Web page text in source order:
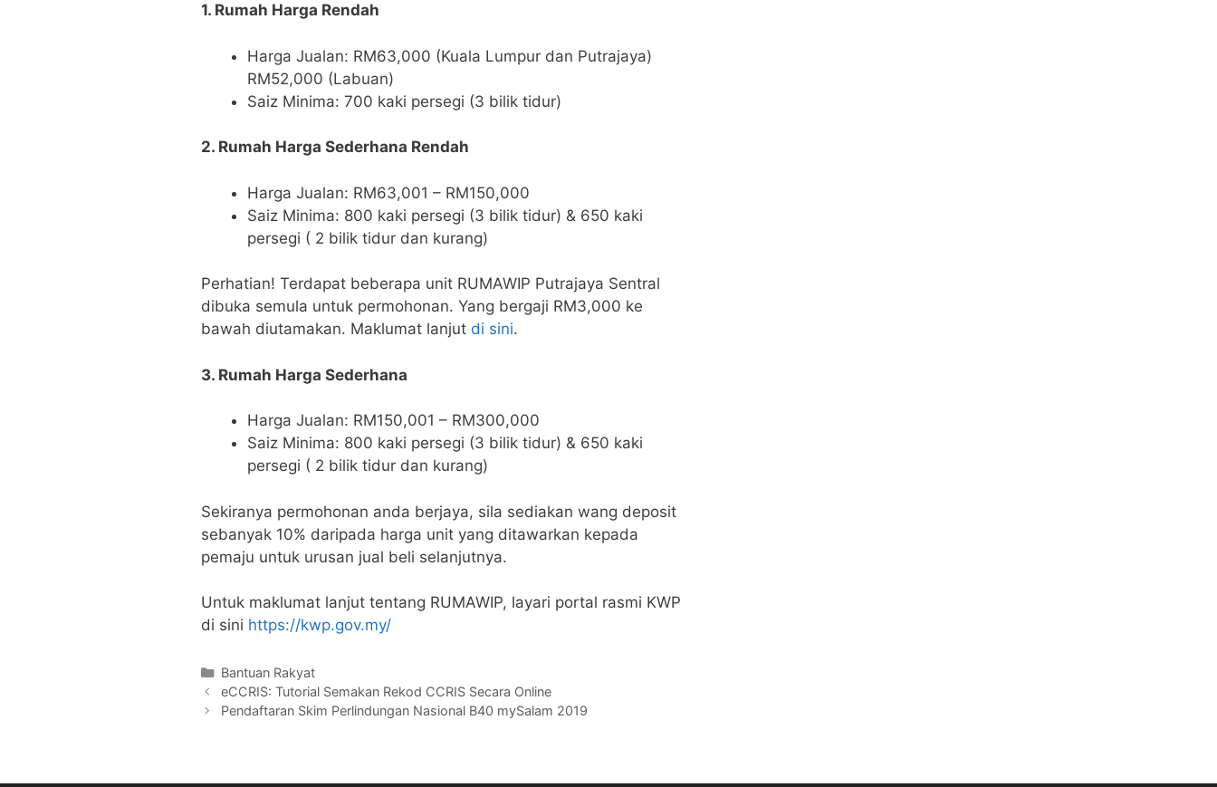
1. Rumah Harga Rendah
Harga Jualan: RM63,000 (Kuala Lumpur dan Putrajaya)
RM52,000 (Labuan)
Saiz Minima: 700 kaki persegi (3 bilik tidur)
2. Rumah Harga Sederhana Rendah
Harga Jualan: RM63,001 – RM150,000
Saiz Minima: 800 kaki persegi (3 bilik tidur) & 650 kaki
persegi ( 2 bilik tidur dan kurang)
Perhatian! Terdapat beberapa unit RUMAWIP Putrajaya Sentral
dibuka semula untuk permohonan. Yang bergaji RM3,000 ke
bawah diutamakan. Maklumat lanjut di sini.
3. Rumah Harga Sederhana
Harga Jualan: RM150,001 – RM300,000
Saiz Minima: 800 kaki persegi (3 bilik tidur) & 650 kaki
persegi ( 2 bilik tidur dan kurang)
Sekiranya permohonan anda berjaya, sila sediakan wang deposit
sebanyak 10% daripada harga unit yang ditawarkan kepada
pemaju untuk urusan jual beli selanjutnya.
Untuk maklumat lanjut tentang RUMAWIP, layari portal rasmi KWP
di sini https://kwp.gov.my/
Categories
Bantuan Rakyat
eCCRIS: Tutorial Semakan Rekod CCRIS Secara Online
Pendaftaran Skim Perlindungan Nasional B40 mySalam 2019